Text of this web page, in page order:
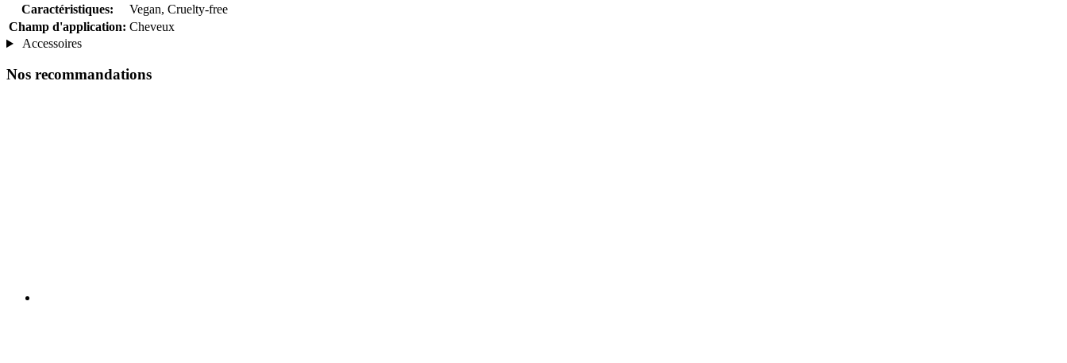
Caractéristiques:
Vegan, Cruelty-free
Champ d'application: Cheveux
Accessoires
Nos recommandations